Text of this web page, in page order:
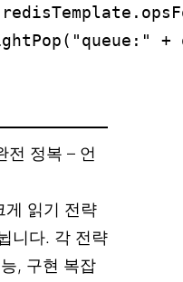
+
전 정복 – 언
게 읽기 전략
니다. 각 전략
, 구현 복잡